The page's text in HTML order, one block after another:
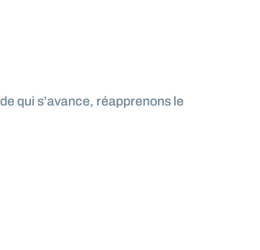
qui s’avance, réapprenons le